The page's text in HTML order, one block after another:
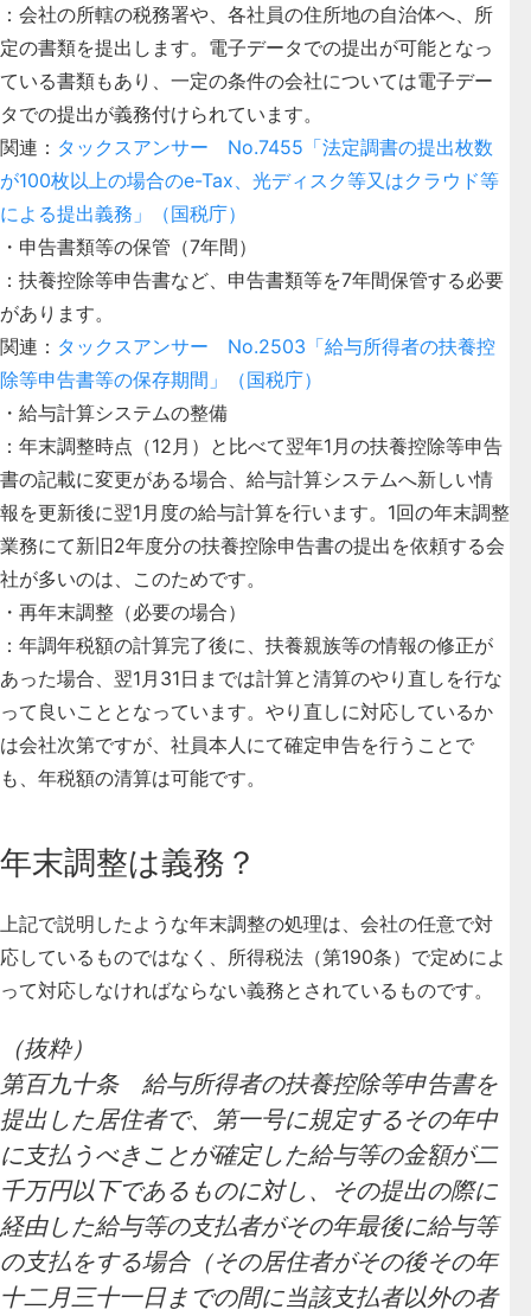
：会社の所轄の税務署や、各社員の住所地の自治体へ、所
定の書類を提出します。電子データでの提出が可能となっ
ている書類もあり、一定の条件の会社については電子デー
タでの提出が義務付けられています。
関連： タックスアンサー No.7455「法定調書の提出枚数
が100枚以上の場合のe-Tax、光ディスク等又はクラウド等
による提出義務」（国税庁）
・ 申告書類等の保管（7年間）
：扶養控除等申告書など、申告書類等を7年間保管する必要
があります。
関連： タックスアンサー No.2503「給与所得者の扶養控
除等申告書等の保存期間」（国税庁）
・ 給与計算システムの整備
：年末調整時点（12月）と比べて翌年1月の扶養控除等申告
書の記載に変更がある場合、給与計算システムへ新しい情
報を更新後に翌1月度の給与計算を行います。1回の年末調整
業務にて新旧2年度分の扶養控除申告書の提出を依頼する会
社が多いのは、このためです。
・ 再年末調整（必要の場合）
：年調年税額の計算完了後に、扶養親族等の情報の修正が
あった場合、翌1月31日までは計算と清算のやり直しを行な
って良いこととなっています。やり直しに対応しているか
は会社次第ですが、社員本人にて確定申告を行うことで
も、年税額の清算は可能です。
年末調整は義務？
上記で説明したような年末調整の処理は、会社の任意で対
応しているものではなく、 所得税法（第190条）で定めによ
って対応しなければならない義務とされているものです。
（抜粋）
第百九十条 給与所得者の扶養控除等申告書を
提出した居住者で、第一号に規定するその年中
に支払うべきことが確定した給与等の金額が二
千万円以下であるものに対し、その提出の際に
経由した給与等の支払者がその年最後に給与等
の支払をする場合（その居住者がその後その年
十二月三十一日までの間に当該支払者以外の者